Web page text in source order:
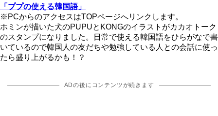
「ププの使える韓国語」
※PCからのアクセスはTOPページへリンクします。
ホミンが描いた犬のPUPUとKONGのイラストがカカオトーク
のスタンプになりました。日常で使える韓国語をひらがなで書
いているので韓国人の友だちや勉強している人との会話に使っ
たら盛り上がるかも！？
ADの後にコンテンツが続きます